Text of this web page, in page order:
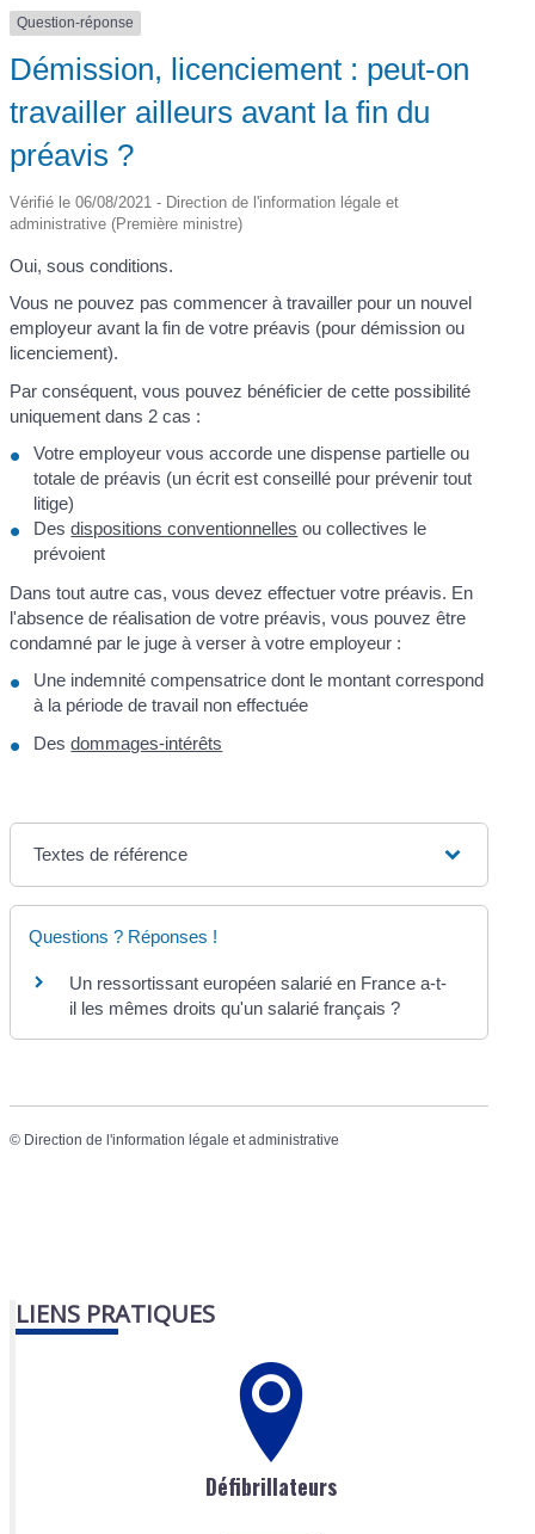
Question-réponse
Démission, licenciement : peut-on
travailler ailleurs avant la fin du
préavis ?
Vérifié le 06/08/2021 - Direction de l'information légale et
administrative (Première ministre)
Oui, sous conditions.
Vous ne pouvez pas commencer à travailler pour un nouvel
employeur avant la fin de votre préavis (pour démission ou
licenciement).
Par conséquent, vous pouvez bénéficier de cette possibilité
uniquement dans 2 cas :
Votre employeur vous accorde une dispense partielle ou
totale de préavis (un écrit est conseillé pour prévenir tout
litige)
Desdispositions conventionnelles ou collectives le
prévoient
Dans tout autre cas, vous devez effectuer votre préavis. En
l'absence de réalisation de votre préavis, vous pouvez être
condamné par le juge à verser à votre employeur :
Une indemnité compensatrice dont le montant correspond
à la période de travail non effectuée
Desdommages-intérêts
Textes de référence
Questions ? Réponses !
Un ressortissant européen salarié en France a-t-
il les mêmes droits qu'un salarié français ?
© Direction de l'information légale et administrative
LIENS PRATIQUES
Défibrillateurs